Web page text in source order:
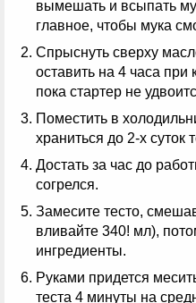
вымешать и всыпать
главное, чтобы мука
Спрыснуть сверху
оставить на 4 часа при
пока стартер не
Поместить в
храниться до 2-х суток
Достать за час до
согрелся.
Замесите тесто,
вливайте 340! мл),
ингредиенты.
Руками придется
теста 4 минуты на